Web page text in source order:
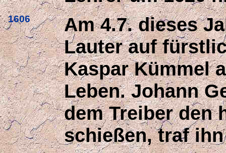
1606
Am 4.7. dieses
Lauter auf
Kaspar Kümmel
Leben. Johann
dem Treiber den
schießen, traf